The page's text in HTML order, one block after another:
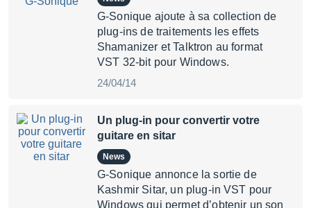
G-Sonique ajoute à sa collection de
plug-ins de traitements les effets
Shamanizer et Talktron au format
VST 32-bit pour Windows.
24/04/14
Un plug-in pour convertir votre
guitare en sitar
News
G-Sonique annonce la sortie de
Kashmir Sitar, un plug-in VST pour
Windows qui permet d’obtenir un son